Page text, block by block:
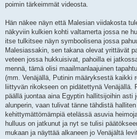
i
poimin tärkeimmät videosta.
Hän näkee näyn että Malesian viidakosta
näkyviin kulkien kohti valtamerta jossa ne
itse tulkitsee näyn symboolisena jossa
Malesiassakin, sen takana olevat yrittävät
veteen jossa hukkuisivat, pahoilla ei
mennä, tämä olisi maailmanlaajuinen
(mm. Venäjällä, Putinin määryksestä kaikki
liittyvän rikokseen on pidätettynä Venäjällä.
päällä juontaa aina Egyptin hallitsijoihin asti
alunperin, vaan tulivat tänne tähdistä
kehittymättömämpiä etelässä asuvia
hulluus on jatkunut ja nyt se tulisi
mukaan ja näyttää alkaneen jo Venäjältä